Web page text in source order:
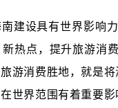
建设具有世界影响
热点，提升旅游消
游消费胜地，就是
世界范围有着重要